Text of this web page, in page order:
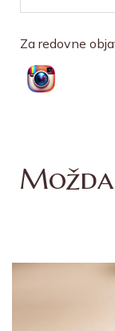
Za redovne